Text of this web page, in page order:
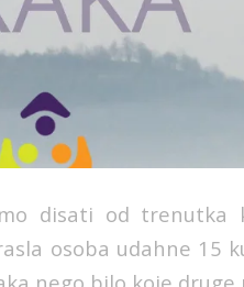
disati od trenutka
osoba udahne 15